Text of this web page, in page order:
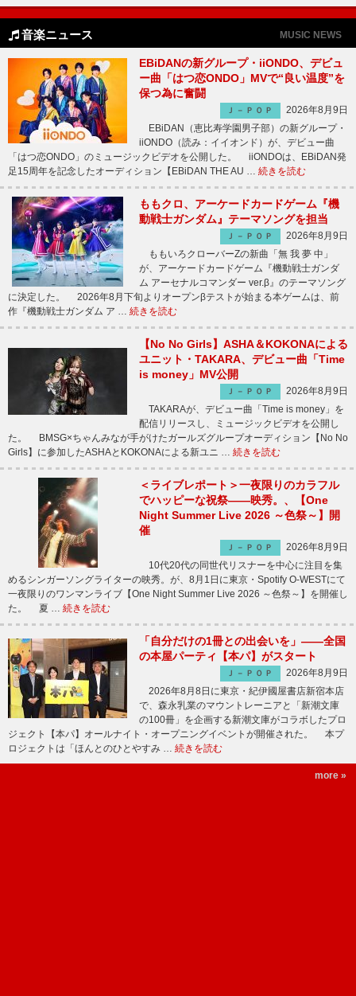
音楽ニュース MUSIC NEWS
EBiDANの新グループ・iiONDO、デビュ
ー曲「はつ恋ONDO」MVで“良い温度”を
保つ為に奮闘
Ｊ－ＰＯＰ
2026年8月9日
EBiDAN（恵比寿学園男子部）の新グループ・
iiONDO（読み：イイオンド）が、デビュー曲
「はつ恋ONDO」のミュージックビデオを公開した。 iiONDOは、EBiDAN発
足15周年を記念したオーディション【EBiDAN THE AU … 続きを読む
ももクロ、アーケードカードゲーム『機
動戦士ガンダム』テーマソングを担当
Ｊ－ＰＯＰ
2026年8月9日
ももいろクローバーZの新曲「無 我 夢 中」
が、アーケードカードゲーム『機動戦士ガンダ
ム アーセナルコマンダー ver.β』のテーマソング
に決定した。 2026年8月下旬よりオープンβテストが始まる本ゲームは、前
作『機動戦士ガンダム ア … 続きを読む
【No No Girls】ASHA＆KOKONAによる
ユニット・TAKARA、デビュー曲「Time
is money」MV公開
Ｊ－ＰＯＰ
2026年8月9日
TAKARAが、デビュー曲「Time is money」を
配信リリースし、ミュージックビデオを公開し
た。 BMSG×ちゃんみなが手がけたガールズグループオーディション【No No
Girls】に参加したASHAとKOKONAによる新ユニ … 続きを読む
＜ライブレポート＞一夜限りのカラフル
でハッピーな祝祭――映秀。、【One
Night Summer Live 2026 ～色祭～】開
催
Ｊ－ＰＯＰ
2026年8月9日
10代20代の同世代リスナーを中心に注目を集
めるシンガーソングライターの映秀。が、8月1日に東京・Spotify O-WESTにて
一夜限りのワンマンライブ【One Night Summer Live 2026 ～色祭～】を開催し
た。 夏 … 続きを読む
「自分だけの1冊との出会いを」――全国
の本屋パーティ【本パ】がスタート
Ｊ－ＰＯＰ
2026年8月9日
2026年8月8日に東京・紀伊國屋書店新宿本店
で、森永乳業のマウントレーニアと「新潮文庫
の100冊」を企画する新潮文庫がコラボしたプロ
ジェクト【本パ】オールナイト・オープニングイベントが開催された。 本プ
ロジェクトは「ほんとのひとやすみ … 続きを読む
more »